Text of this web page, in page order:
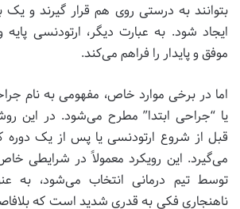
بتوانند به درستی روی هم قرار گیرند و یک
ایجاد شود. به عبارت دیگر، ارتودنسی
موفق و پایدار را فراهم می‌کند.
یا “جراحی ابتدا” مطرح می‌شود. در این
قبل از شروع ارتودنسی یا پس از یک دوره
می‌گیرد. این رویکرد معمولاً در شرایطی
توسط تیم درمانی انتخاب می‌شود، به
ناهنجاری فکی به قدری شدید است که